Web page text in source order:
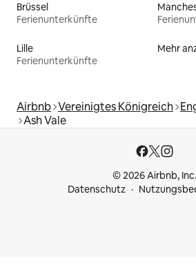
Brüssel
Ferienunterkünfte
Lille
Ferienunterkünfte
Mehr
Airbnb Vereinigtes Königreich
Ash Vale
© 2026 Airbnb, Inc.
Datenschutz